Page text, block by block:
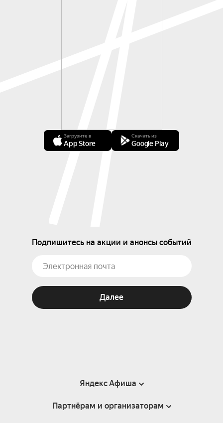
Загрузите в
App Store
Скачать из
Google Play
Подпишитесь на акции и анонсы событий
Далее
Яндекс Афиша
Справка
Партнёрам и организаторам